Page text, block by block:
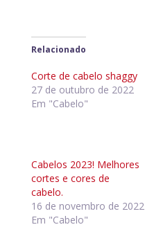
Relacionado
Corte de cabelo shaggy
27 de outubro de 2022
Em "Cabelo"
Cabelos 2023! Melhores
cortes e cores de
cabelo.
16 de novembro de 2022
Em "Cabelo"